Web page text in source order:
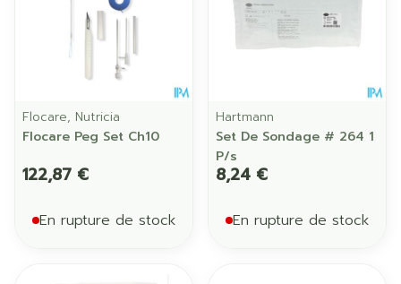
Flocare, Nutricia
Flocare Peg Set Ch10
122,87 €
En rupture de stock
Hartmann
Set De Sondage # 264 1
P/s
8,24 €
En rupture de stock